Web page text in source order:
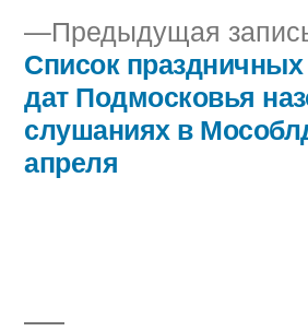
записям
Предыдущая
Список
дат Подмосковья
слушаниях в
апреля